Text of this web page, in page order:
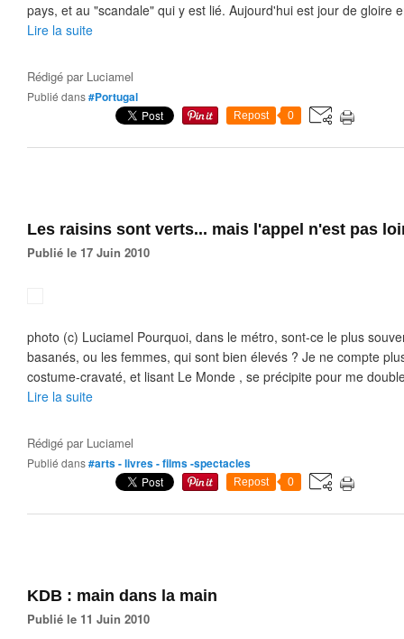
pays, et au "scandale" qui y est lié. Aujourd'hui est jour de gloire
Lire la suite
Rédigé par Luciamel
Publié dans#Portugal
Repost 0
Les raisins sont verts... mais l'appel n'est pas
Publié le 17 Juin 2010
photo (c) Luciamel Pourquoi, dans le métro, sont-ce le plus
basanés, ou les femmes, qui sont bien élevés ? Je ne compte
costume-cravaté, et lisant Le Monde , se précipite pour me
Lire la suite
Rédigé par Luciamel
Publié dans#arts - livres - films -spectacles
Repost 0
KDB : main dans la main
Publié le 11 Juin 2010